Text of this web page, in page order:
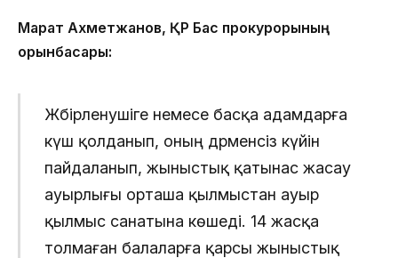
Марат Ахметжанов, ҚР Бас прокурорының
орынбасары:
Жәбірленушіге немесе басқа адамдарға
күш қолданып, оның дәрменсіз күйін
пайдаланып, жыныстық қатынас жасау
ауырлығы орташа қылмыстан ауыр
қылмыс санатына көшеді. 14 жасқа
толмаған балаларға қарсы жыныстық